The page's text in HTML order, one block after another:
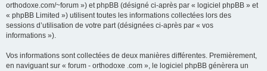
orthodoxe.com/~forum ») et phpBB (désigné ci-après par « logiciel phpBB » et
« phpBB Limited ») utilisent toutes les informations collectées lors des
sessions d’utilisation de votre part (désignées ci-après par « vos
informations »).
Vos informations sont collectées de deux manières différentes. Premièrement,
en naviguant sur « forum - orthodoxe .com », le logiciel phpBB génèrera un